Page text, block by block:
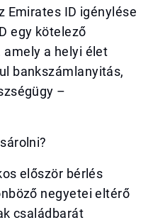
Emirates ID igénylése
egy kötelező
a helyi élet
bankszámlanyitás,
–
először bérlés
negyetei eltérő
családbarát